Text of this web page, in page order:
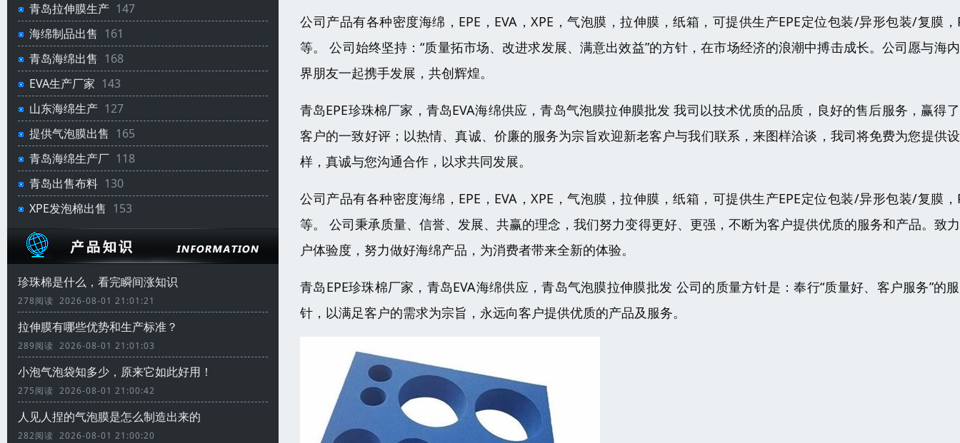
青岛拉伸膜生产 147
海绵制品出售 161
青岛海绵出售 168
EVA生产厂家 143
山东海绵生产 127
提供气泡膜出售 165
青岛海绵生产厂 118
青岛出售布料 130
XPE发泡棉出售 153
珍珠棉是什么，看完瞬间涨知识
278阅读 2026-08-01 21:01:21
拉伸膜有哪些优势和生产标准？
289阅读 2026-08-01 21:01:03
小泡气泡袋知多少，原来它如此好用！
275阅读 2026-08-01 21:00:42
人见人捏的气泡膜是怎么制造出来的
282阅读 2026-08-01 21:00:20
公司产品有各种密度海绵，EPE，EVA，XPE，气泡膜，拉伸膜，纸箱，可提供生产EPE定位包装/异形包装/复膜，
等。 公司始终坚持：“质量拓市场、改进求发展、满意出效益”的方针，在市场经济的浪潮中搏击成长。公司愿与海
界朋友一起携手发展，共创辉煌。
青岛EPE珍珠棉厂家，青岛EVA海绵供应，青岛气泡膜拉伸膜批发 我司以技术优质的品质，良好的售后服务，赢得
客户的一致好评；以热情、真诚、价廉的服务为宗旨欢迎新老客户与我们联系，来图样洽谈，我司将免费为您提供
样，真诚与您沟通合作，以求共同发展。
公司产品有各种密度海绵，EPE，EVA，XPE，气泡膜，拉伸膜，纸箱，可提供生产EPE定位包装/异形包装/复膜，
等。 公司秉承质量、信誉、发展、共赢的理念，我们努力变得更好、更强，不断为客户提供优质的服务和产品。致
户体验度，努力做好海绵产品，为消费者带来全新的体验。
青岛EPE珍珠棉厂家，青岛EVA海绵供应，青岛气泡膜拉伸膜批发 公司的质量方针是：奉行“质量好、客户服务”的
针，以满足客户的需求为宗旨，永远向客户提供优质的产品及服务。